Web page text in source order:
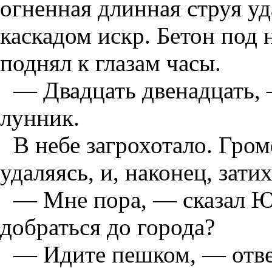
огненная длинная струя
каскадом искр. Бетон
поднял к глазам часы.
— Двадцать
лунник.
В небе загрохотало.
удаляясь, и, наконец,
— Мне пора, — сказал
добраться до города?
— Идите пешком, —